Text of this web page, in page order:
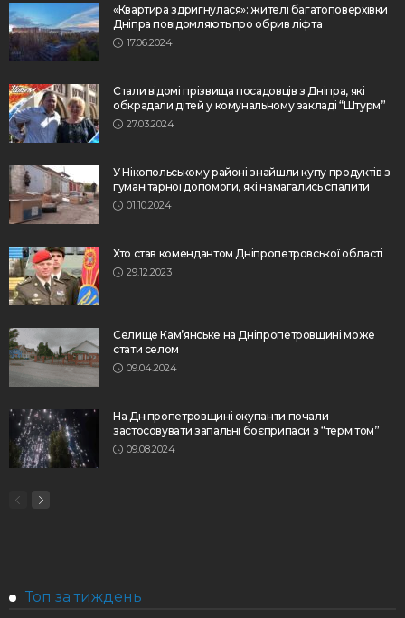
«Квартира здригнулася»: жителі багатоповерхівки
Дніпра повідомляють про обрив ліфта
17.06.2024
Стали відомі прізвища посадовців з Дніпра, які
обкрадали дітей у комунальному закладі “Штурм”
27.03.2024
У Нікопольському районі знайшли купу продуктів з
гуманітарної допомоги, які намагались спалити
01.10.2024
Хто став комендантом Дніпропетровської області
29.12.2023
Селище Кам’янське на Дніпропетровщині може
стати селом
09.04.2024
На Дніпропетровщині окупанти почали
застосовувати запальні боєприпаси з “термітом”
09.08.2024
Топ за тиждень